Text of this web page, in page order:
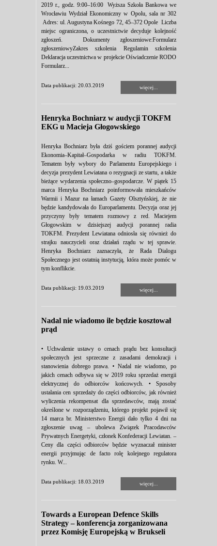
2019 r., godz. 9:00–16:00 Wyższa Szkoła Bankowa we
Wrocławiu Wydział Ekonomiczny w Opolu, sala nr 302
Adres: ul. Augustyna Kośnego 72, 45–372 Opole Liczba
miejsc ograniczona, o uczestnictwie decyduje kolejność
zgłoszeń. Dokumenty zgłoszeniowe:Formularz
zgłoszeniowyZakres szkolenia Regulamin szkolenia
Deklaracja uczestnictwa w projekcie Oświadczenie RODO
Formularz...
Data publikacji: 20.03.2019 więcej...
Henryka Bochniarz w audycji TOKFM
EKG u Macieja Głogowskiego
Henryka Bochniarz była dziś gościem porannej audycji
Ekonomia–Kapitał–Gospodarka w radiu TOKFM.
Tematem były wybory do Parlamentu Europejskiego i
decyzja prezydent Lewiatana o rezygnacji ze startu, a także
bieżące wydarzenia społeczno–gospodarcze. W piątek 15
marca Henryka Bochniarz poinformowała mieszkańców
Warmii i Mazur na łamach Gazety Olsztyńskiej, że nie
będzie kandydowała do Europarlamentu. Decyzja oraz jej
przyczyny były tematem rozmowy z red. Maciejem
Głogowskim w dzisiejszej audycji porannej radia
TOKFM. Prezydent Lewiatana odniosła się również do
strajku nauczycieli oraz działań rządu w tej sprawie.
Henryka Bochniarz zaznaczyła, że Rada Dialogu
Społecznego jest ostatnią instytucją, która może pomóc w
tym konflikcie.
Data publikacji: 19.03.2019 więcej...
Nadal nie wiadomo ile będzie kosztował
prąd
• Uchwalenie ustawy o cenach prądu bez konsultacji
społecznych jest sprzeczne z zasadami demokracji i
stanowienia dobrego prawa. • Nadal nie wiadomo, po
jakich cenach odbywa się w 2019 roku sprzedaż energii
elektrycznej do odbiorców końcowych. • Sposoby
ustalania cen sprzedaży do części odbiorców, jak również
wyliczenia rekompensat dla sprzedawców, mają zostać
określone w rozporządzeniu, którego projekt pojawił się
14 marca br. Ministerstwo Energii dało tylko 4 dni na
zgłoszenie uwag – ubolewa Związek Pracodawców
Prywatnych Energetyki, członek Konfederacji Lewiatan. –
Ceny dla części odbiorców będzie wyznaczał minister
energii przyjmując de facto rolę kolejnego regulatora
rynku. W...
Data publikacji: 18.03.2019 więcej...
Towards a European Defence Skills
Strategy – konferencja zorganizowana
przez Komisję Europejską w Brukseli